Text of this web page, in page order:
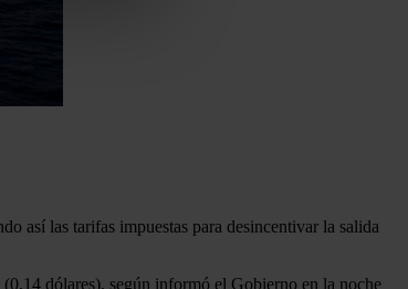
redes sociales
de
o
así las tarifas impuestas para desincentivar la salida
dólares), según informó el Gobierno en la noche